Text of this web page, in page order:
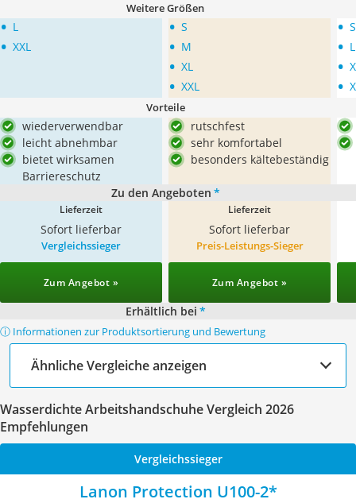
Weitere Größen
• L
• XXL
• S
• M
• XL
• XXL
• S
• L
•
•
Vorteile
wiederverwendbar
leicht abnehmbar
bietet wirksamen
Barriereschutz
rutschfest
sehr komfortabel
besonders kältebeständig
Zu den Angeboten *
Lieferzeit
Sofort lieferbar
Lieferzeit
Sofort lieferbar
Vergleichssieger
Zum Angebot »
Preis-Leistungs-Sieger
Zum Angebot »
Erhältlich bei *
ⓘ Informationen zur Produktsortierung und Bewertung
Ähnliche Vergleiche anzeigen
Wasserdichte Arbeitshandschuhe Vergleich 2026
Empfehlungen
Vergleichssieger
Lanon Protection U100-2